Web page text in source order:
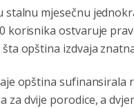
stalnu mjesečnu
korisnika ostvaruje
opština izdvaja
opština sufinansirala
za dvije porodice, a